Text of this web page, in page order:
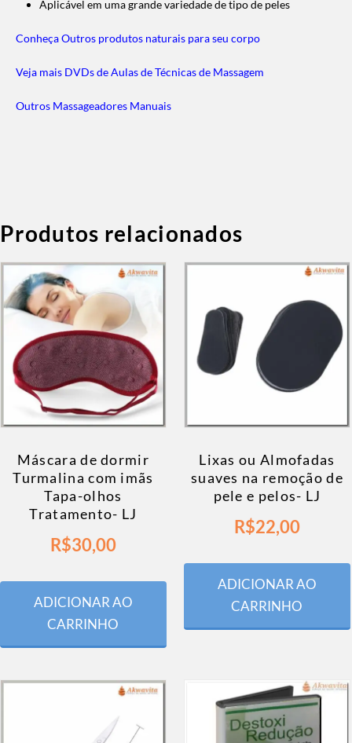
Aplicável em uma grande variedade de tipo de peles
Conheça Outros produtos naturais para seu corpo
Veja mais DVDs de Aulas de Técnicas de Massagem
Outros Massageadores Manuais
Produtos relacionados
Máscara de dormir
Turmalina com imãs
Tapa-olhos
Tratamento- LJ
R$30,00
ADICIONAR AO
CARRINHO
Lixas ou Almofadas
suaves na remoção de
pele e pelos- LJ
R$22,00
ADICIONAR AO
CARRINHO